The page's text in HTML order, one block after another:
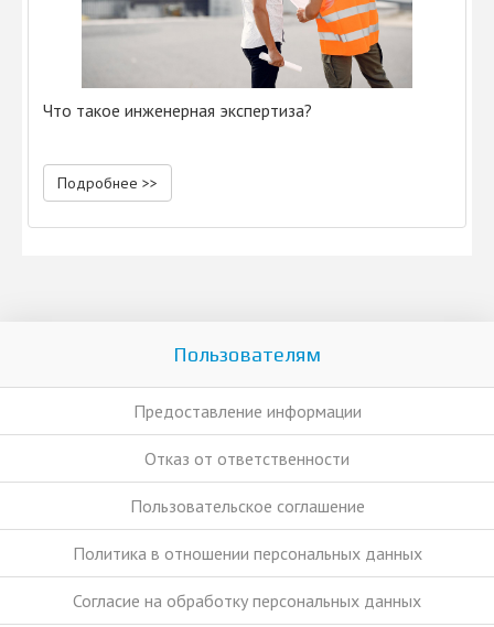
Что такое инженерная экспертиза?
Подробнее >>
Пользователям
Предоставление информации
Отказ от ответственности
Пользовательское соглашение
Политика в отношении персональных данных
Согласие на обработку персональных данных